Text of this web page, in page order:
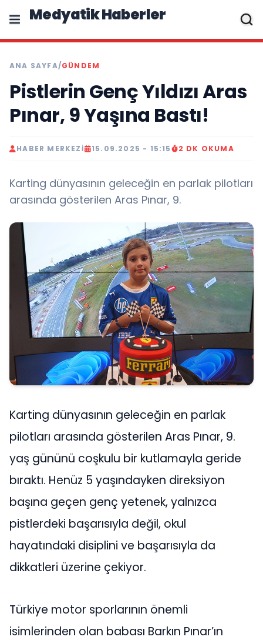
Medyatik Haberler
ANA SAYFA/GÜNDEM
Pistlerin Genç Yıldızı Aras
Pınar, 9 Yaşına Bastı!
HABER MERKEZI 15.09.2025 - 15:15 2 DK OKUMA
Karting dünyasının geleceğin en parlak pilotları
arasında gösterilen Aras Pınar, 9.
Karting dünyasının geleceğin en parlak
pilotları arasında gösterilen Aras Pınar, 9.
yaş gününü coşkulu bir kutlamayla geride
bıraktı. Henüz 5 yaşındayken direksiyon
başına geçen genç yetenek, yalnızca
pistlerdeki başarısıyla değil, okul
hayatındaki disiplini ve başarısıyla da
dikkatleri üzerine çekiyor.
Türkiye motor sporlarının önemli
isimlerinden olan babası Barkın Pınar’ın